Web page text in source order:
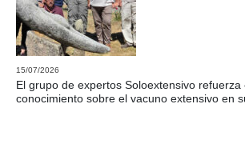
15/07/2026
El grupo de expertos Soloextensivo
conocimiento sobre el vacuno extensivo en